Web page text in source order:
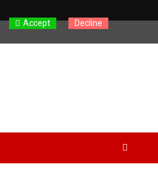
Accept Decline